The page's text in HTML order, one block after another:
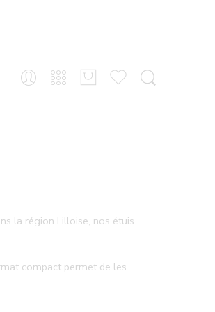
la région Lilloise, nos étuis
compact permet de les